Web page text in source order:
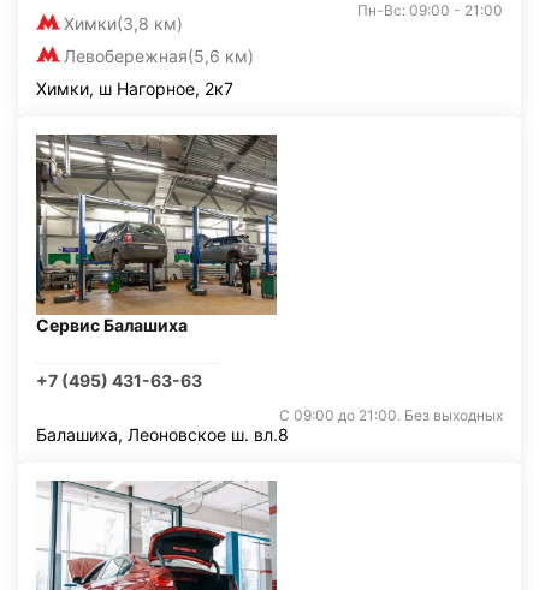
Химки(3,8 км)
Левобережная(5,6 км)
Пн-Вс: 09:00 - 21:00
Химки, ш Нагорное, 2к7
Сервис Балашиха
+7 (495) 431-63-63
С 09:00 до 21:00. Без выходных
Балашиха, Леоновское ш. вл.8